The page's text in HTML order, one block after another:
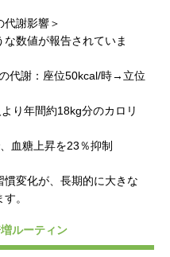
代謝影響 ＞
数値が報告されていま
代謝：座位50kcal/時→立位
り年間約18kg分のカロリ
血糖上昇を23％抑制
慣変化が、長期的に大きな
。
ルーティン